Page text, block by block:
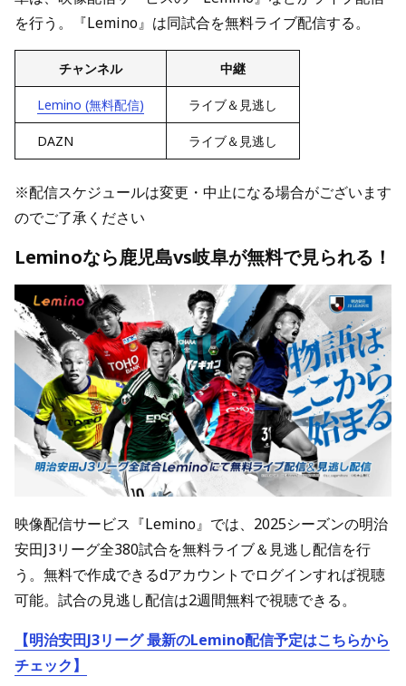
を行う。『Lemino』は同試合を無料ライブ配信する。
チャンネル 中継
Lemino (無料配信) ライブ＆見逃し
DAZN ライブ＆見逃し
※配信スケジュールは変更・中止になる場合がございます
のでご了承ください
Leminoなら鹿児島vs岐阜が無料で見られる！
映像配信サービス『Lemino』では、2025シーズンの明治
安田J3リーグ全380試合を無料ライブ＆見逃し配信を行
う。無料で作成できるdアカウントでログインすれば視聴
可能。試合の見逃し配信は2週間無料で視聴できる。
【明治安田J3リーグ 最新のLemino配信予定はこちらから
チェック】